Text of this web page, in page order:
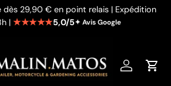
dès 29,90 € en point relais | Expédition
| ★★★★★5,0/5✦ Avis Google
Se